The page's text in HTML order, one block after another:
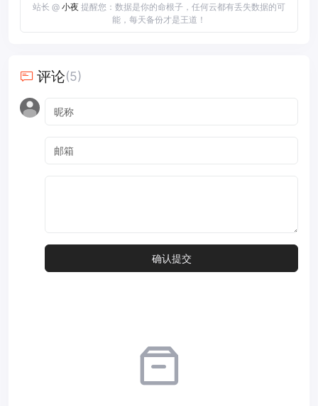
站长 @ 小夜 提醒您：数据是你的命根子，任何云都有丢失数据的可
能，每天备份才是王道！
评论(5)